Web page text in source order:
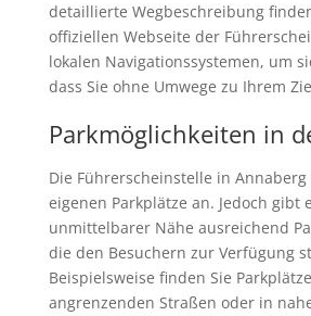
detaillierte Wegbeschreibung
offiziellen Webseite der
lokalen Navigationssystemen, um
dass Sie ohne Umwege zu Ihrem
Parkmöglichkeiten in
Die Führerscheinstelle in
eigenen Parkplätze an. Jedoch gibt
unmittelbarer Nähe ausreichend
die den Besuchern zur Verfügung
Beispielsweise finden Sie
angrenzenden Straßen oder in